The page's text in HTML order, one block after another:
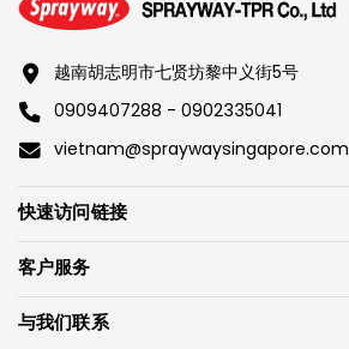
越南胡志明市七贤坊黎中义街5号
0909407288 - 0902335041
vietnam@spraywaysingapore.com
快速访问链接
客户服务
与我们联系